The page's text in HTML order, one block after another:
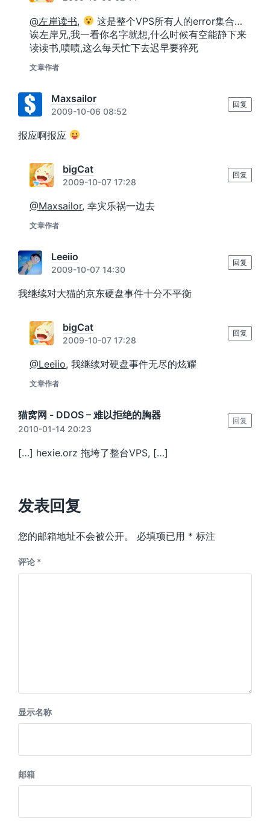
@左岸读书,
这是整个VPS所有人的error集合…
诶左岸兄,我一看你名字就想,什么时候有空能静下来
读读书,啧啧,这么每天忙下去迟早要猝死
文章作者
Maxsailor
2009-10-06 08:52
报应啊报应
回复
bigCat
2009-10-07 17:28
@Maxsailor, 幸灾乐祸一边去
文章作者
回复
Leeiio
2009-10-07 14:30
我继续对大猫的京东硬盘事件十分不平衡
回复
bigCat
2009-10-07 17:28
@Leeiio, 我继续对硬盘事件无尽的炫耀
文章作者
回复
猫窝网 - DDOS – 难以拒绝的胸器
2010-01-14 20:23
[…] hexie.orz 拖垮了整台VPS, […]
回复
发表回复
您的邮箱地址不会被公开。 必填项已用 * 标注
评论 *
显示名称
邮箱